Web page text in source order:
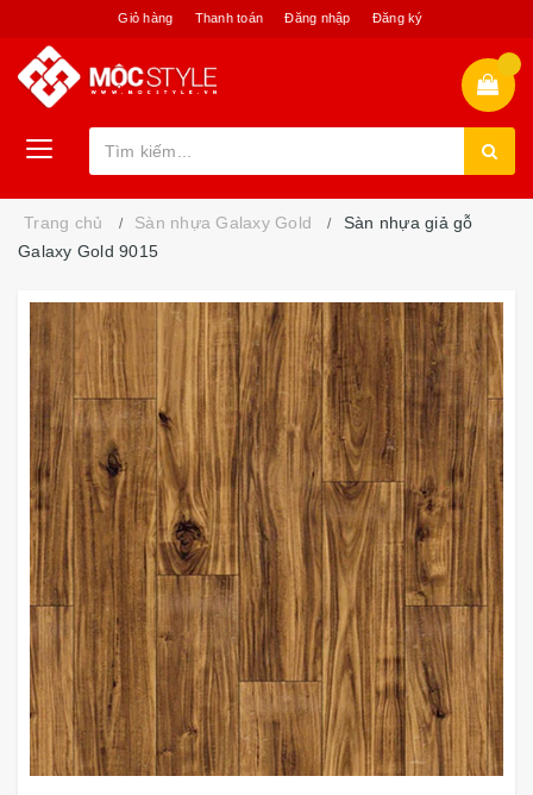
Giỏ hàng Thanh toán Đăng nhập Đăng ký
Trang chủ Sàn nhựa Galaxy Gold
Sàn nhựa giả gỗ
Galaxy Gold 9015